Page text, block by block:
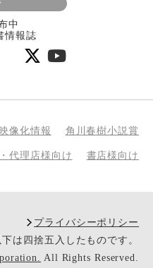
中
情報誌
像化情報 角川春樹小説賞
代理店様向け 書店様向け
プライバシーポリシー
は四捨五入したものです。
All Rights Reserved.